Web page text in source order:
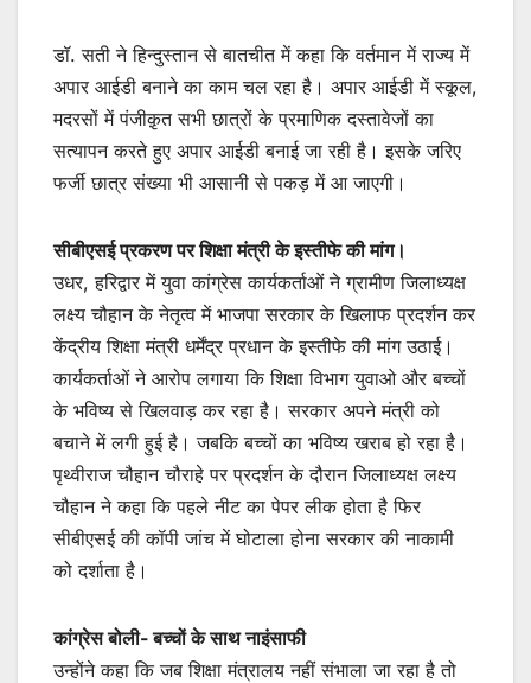
डॉ. सती ने हिन्दुस्तान से बातचीत में कहा कि वर्तमान में राज्य में
अपार आईडी बनाने का काम चल रहा है। अपार आईडी में स्कूल,
मदरसों में पंजीक़ृत सभी छात्रों के प्रमाणिक दस्तावेजों का
सत्यापन करते हुए अपार आईडी बनाई जा रही है। इसके जरिए
फर्जी छात्र संख्या भी आसानी से पकड़ में आ जाएगी।
सीबीएसई प्रकरण पर शिक्षा मंत्री के इस्तीफे की मांग।
उधर, हरिद्वार में युवा कांग्रेस कार्यकर्ताओं ने ग्रामीण जिलाध्यक्ष
लक्ष्य चौहान के नेतृत्व में भाजपा सरकार के खिलाफ प्रदर्शन कर
केंद्रीय शिक्षा मंत्री धर्मेंद्र प्रधान के इस्तीफे की मांग उठाई।
कार्यकर्ताओं ने आरोप लगाया कि शिक्षा विभाग युवाओ और बच्चों
के भविष्य से खिलवाड़ कर रहा है। सरकार अपने मंत्री को
बचाने में लगी हुई है। जबकि बच्चों का भविष्य खराब हो रहा है।
पृथ्वीराज चौहान चौराहे पर प्रदर्शन के दौरान जिलाध्यक्ष लक्ष्य
चौहान ने कहा कि पहले नीट का पेपर लीक होता है फिर
सीबीएसई की कॉपी जांच में घोटाला होना सरकार की नाकामी
को दर्शाता है।
कांग्रेस बोली- बच्चों के साथ नाइंसाफी
उन्होंने कहा कि जब शिक्षा मंत्रालय नहीं संभाला जा रहा है तो